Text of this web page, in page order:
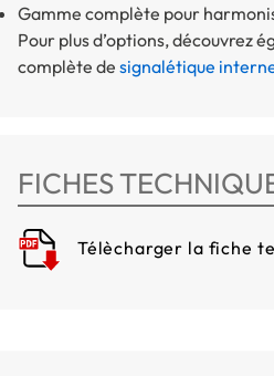
Gamme complète pour
Pour plus d’options, découvrez
complète de signalétique
FICHES
Télècharger la fiche